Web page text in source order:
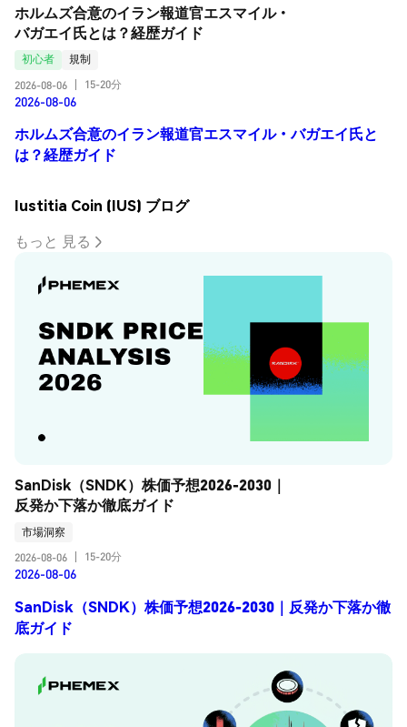
ホルムズ合意のイラン報道官エスマイル・
バガエイ氏とは？経歴ガイド
初心者
規制
2026-08-06
15-20分
2026-08-06
ホルムズ合意のイラン報道官エスマイル・バガエイ氏と
は？経歴ガイド
Iustitia Coin (IUS) ブログ
もっと 見る
SanDisk（SNDK）株価予想2026-2030｜
反発か下落か徹底ガイド
市場洞察
2026-08-06
15-20分
2026-08-06
SanDisk（SNDK）株価予想2026-2030｜反発か下落か徹
底ガイド